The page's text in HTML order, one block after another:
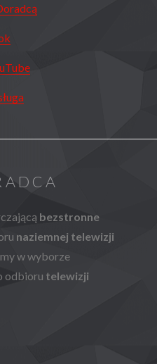
bezstronne
naziemnej telewizji
w wyborze
odbioru telewizji